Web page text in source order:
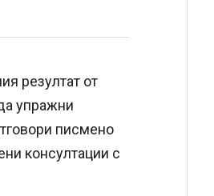
резултат от
упражни
писмено
консултации с